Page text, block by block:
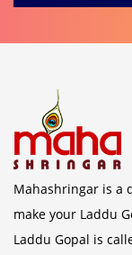
Mahashringar is a
make your Laddu
Laddu Gopal is